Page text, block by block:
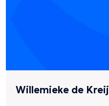
Willemieke de Kreij